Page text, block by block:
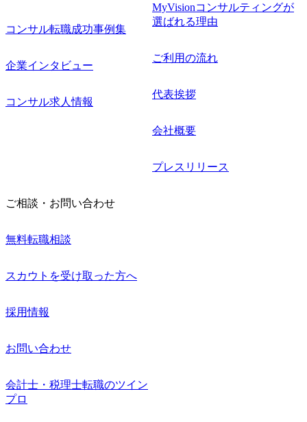
コンサル転職成功事例集
企業インタビュー
コンサル求人情報
MyVisionコンサルティングが
選ばれる理由
ご利用の流れ
代表挨拶
会社概要
プレスリリース
ご相談・お問い合わせ
無料転職相談
スカウトを受け取った方へ
採用情報
お問い合わせ
会計士・税理士転職のツイン
プロ